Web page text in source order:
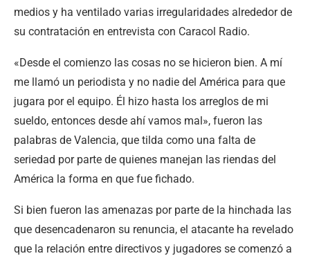
medios y ha ventilado varias irregularidades alrededor de
su contratación en entrevista con Caracol Radio.
«Desde el comienzo las cosas no se hicieron bien. A mí
me llamó un periodista y no nadie del América para que
jugara por el equipo. Él hizo hasta los arreglos de mi
sueldo, entonces desde ahí vamos mal», fueron las
palabras de Valencia, que tilda como una falta de
seriedad por parte de quienes manejan las riendas del
América la forma en que fue fichado.
Si bien fueron las amenazas por parte de la hinchada las
que desencadenaron su renuncia, el atacante ha revelado
que la relación entre directivos y jugadores se comenzó a